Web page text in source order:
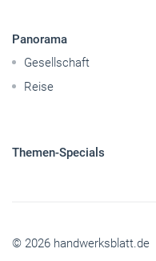
Panorama
Gesellschaft
Reise
Themen-Specials
© 2026 handwerksblatt.de